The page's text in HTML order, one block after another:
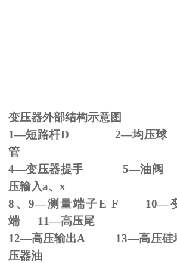
变压器外部结构示意图
1—短路杆D 2—均
管
4—变压器提手 5—
压输入a、 x
8、9—测量端子E F 10—
端 11—高压尾
12—高压输出A 13—高
压器油